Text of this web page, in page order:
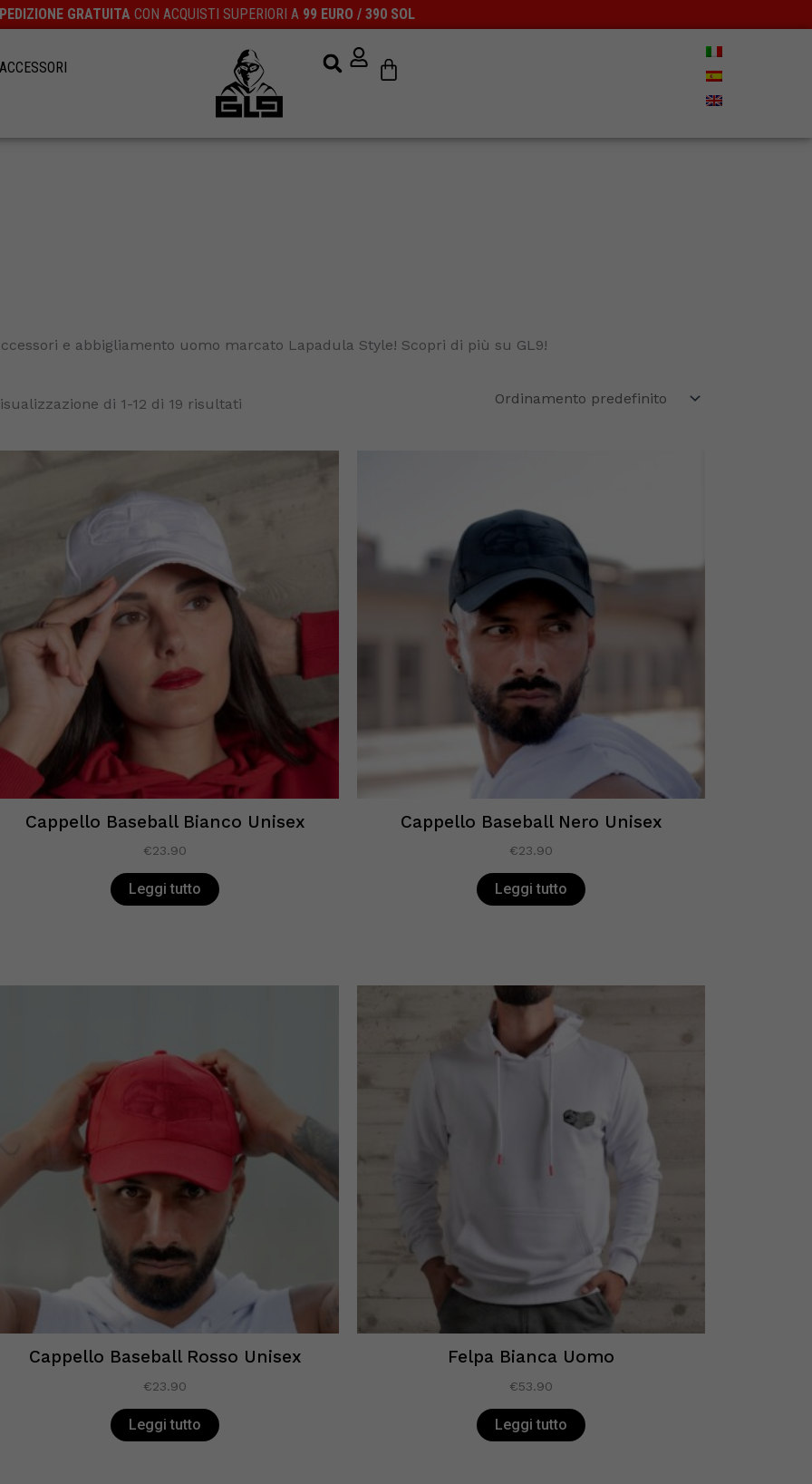
GRATUITA CON ACQUISTI SUPERIORI A 99 EURO / 390 SOL
ACCESSORI Carrello
e abbigliamento uomo marcato Lapadula Style! Scopri di più su GL9!
di 1-12 di 19 risultati
Cappello Baseball Bianco Unisex
€23.90
Leggi tutto
Cappello Baseball Nero Unisex
€23.90
Leggi tutto
Cappello Baseball Rosso Unisex
€23.90
Leggi tutto
Felpa Bianca Uomo
€53.90
Leggi tutto